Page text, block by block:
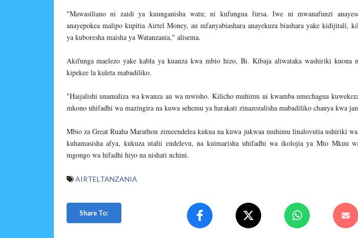
"Mawasiliano ni zaidi ya kuunganisha watu; ni kufungua fursa. Iwe ni mwanafunzi
anayepokea malipo kupitia Airtel Money, au mfanyabiashara anayekuza biashara yake kidijitali,
ya kuboresha maisha ya Watanzania," alisema.
Akifunga maelezo yake kabla ya kuanza kwa mbio hizo, Bi. Kibaja aliwataka washiriki kuona
kipekee la kuleta mabadiliko.
"Haijalishi unamaliza wa kwanza au wa mwisho. Kilicho muhimu ni kwamba umechagua
mkono uhifadhi wa mazingira na kuwa sehemu ya harakati zinazozalisha mabadiliko chanya kwa
Mbio za Great Ruaha Marathon zimeendelea kukua na kuwa jukwaa muhimu linalovutia ushiriki
kuhamasisha afya, kukuza utalii endelevu, na kuimarisha uhifadhi wa ikolojia ya Mto Mkuu
mgongo wa hifadhi hiyo na nishati nchini.
AIRTELTANZANIA
Share To: